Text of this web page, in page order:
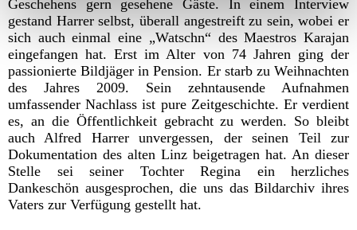
Geschehens gern gesehene Gäste. In einem Interview
gestand Harrer selbst, überall angestreift zu sein, wobei er
sich auch einmal eine „Watschn“ des Maestros Karajan
eingefangen hat. Erst im Alter von 74 Jahren ging der
passionierte Bildjäger in Pension. Er starb zu Weihnachten
des Jahres 2009. Sein zehntausende Aufnahmen
umfassender Nachlass ist pure Zeitgeschichte. Er verdient
es, an die Öffentlichkeit gebracht zu werden. So bleibt
auch Alfred Harrer unvergessen, der seinen Teil zur
Dokumentation des alten Linz beigetragen hat. An dieser
Stelle sei seiner Tochter Regina ein herzliches
Dankeschön ausgesprochen, die uns das Bildarchiv ihres
Vaters zur Verfügung gestellt hat.